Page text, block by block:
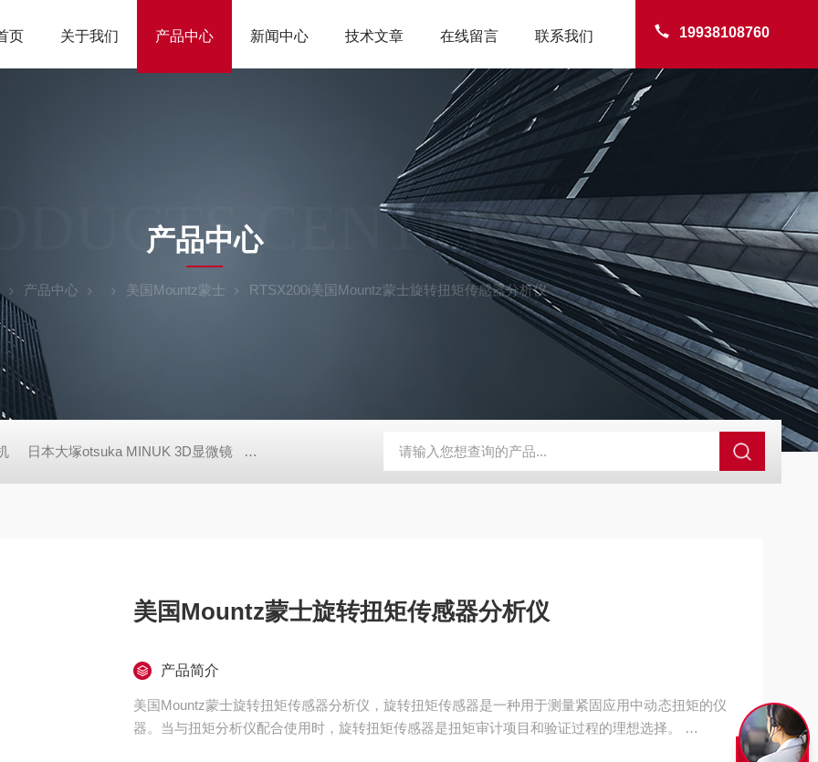
19938108760
页 关于我们 产品中心 新闻中心 技术文章 在线留言 联系我们
CENTER
产品中心
产品中心 美国Mountz蒙士 RTSX200i美国Mountz蒙士旋转扭矩传感器分析仪
日本大塚otsuka MINUK 3D显微镜 TX-200日本凯特KETT外观分析仪器 粒度镜 SR-24LE美国里奇 RIDGID 管线定位仪带GPS
美国Mountz蒙士旋转扭矩传感器分析仪
产品简介
美国Mountz蒙士旋转扭矩传感器分析仪，旋转扭矩传感器是一种用于测量紧固应用中动态扭矩的仪
器。当与扭矩分析仪配合使用时，旋转扭矩传感器是扭矩审计项目和验证过程的理想选择。